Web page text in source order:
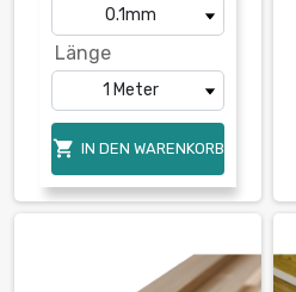
Länge
 IN DEN WARENKORB